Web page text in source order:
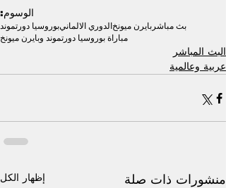
الوسوم:
بث مباشربايرن ميونخالدوري الالمانيبوروسيا دورتموند
مباراة بوروسيا دورتموند وبايرن ميونخ
البث المباشر
عربية وعالمية
منشورات ذات صلة إظهار الكل